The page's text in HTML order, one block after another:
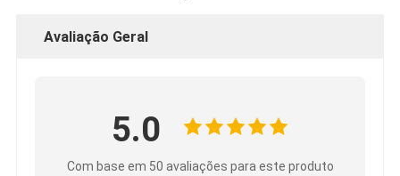
Avaliação Geral
5.0
Com base em 50 avaliações para este produto